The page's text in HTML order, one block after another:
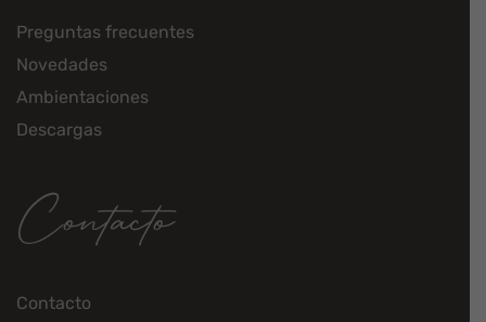
Preguntas frecuentes
Novedades
Ambientaciones
Descargas
Contacto
Contacto